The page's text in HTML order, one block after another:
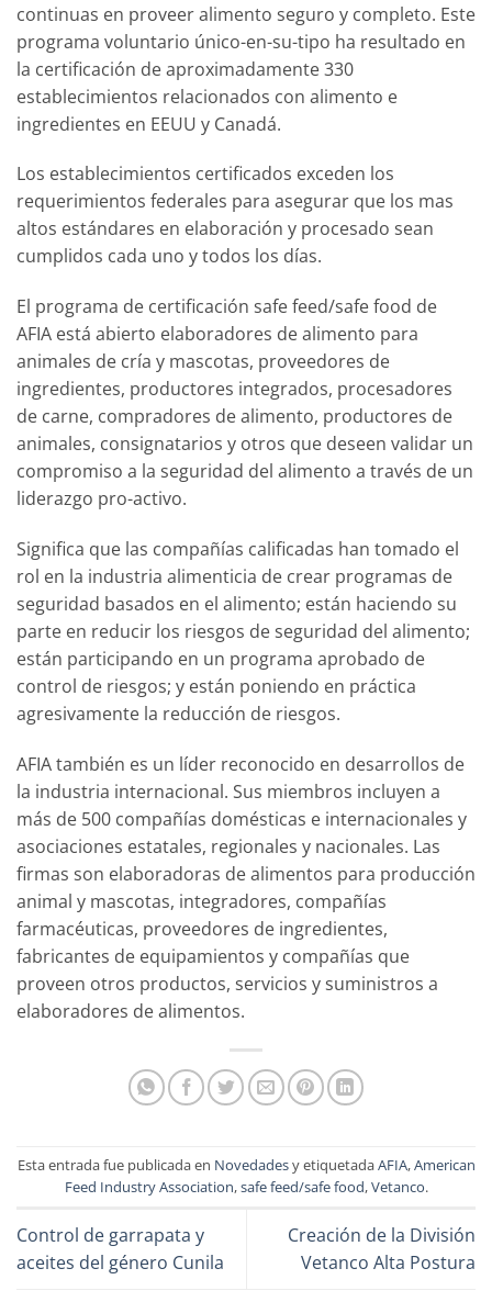
continuas en proveer alimento seguro y completo. Este
programa voluntario único-en-su-tipo ha resultado en
la certificación de aproximadamente 330
establecimientos relacionados con alimento e
ingredientes en EEUU y Canadá.
Los establecimientos certificados exceden los
requerimientos federales para asegurar que los mas
altos estándares en elaboración y procesado sean
cumplidos cada uno y todos los días.
El programa de certificación safe feed/safe food de
AFIA está abierto elaboradores de alimento para
animales de cría y mascotas, proveedores de
ingredientes, productores integrados, procesadores
de carne, compradores de alimento, productores de
animales, consignatarios y otros que deseen validar un
compromiso a la seguridad del alimento a través de un
liderazgo pro-activo.
Significa que las compañías calificadas han tomado el
rol en la industria alimenticia de crear programas de
seguridad basados en el alimento; están haciendo su
parte en reducir los riesgos de seguridad del alimento;
están participando en un programa aprobado de
control de riesgos; y están poniendo en práctica
agresivamente la reducción de riesgos.
AFIA también es un líder reconocido en desarrollos de
la industria internacional. Sus miembros incluyen a
más de 500 compañías domésticas e internacionales y
asociaciones estatales, regionales y nacionales. Las
firmas son elaboradoras de alimentos para producción
animal y mascotas, integradores, compañías
farmacéuticas, proveedores de ingredientes,
fabricantes de equipamientos y compañías que
proveen otros productos, servicios y suministros a
elaboradores de alimentos.
Esta entrada fue publicada en Novedadesy etiquetadaAFIA,American
Feed Industry Association,safe feed/safe food,Vetanco.
Control de garrapata y
aceites del género Cunila
Creación de la División
Vetanco Alta Postura